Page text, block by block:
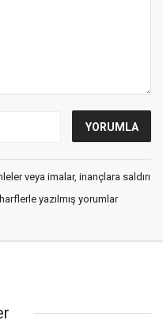
veya imalar, inançlara saldırı
yazılmış yorumlar